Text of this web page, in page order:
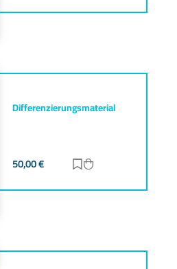
Differenzierungsmaterial
50,00€ Zur Merkliste